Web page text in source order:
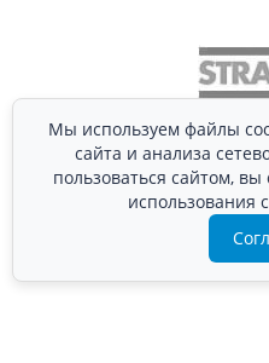
Подробно расскажем о наших
Мы используем файлы
сайта и анализа
пользоваться сайтом,
использования